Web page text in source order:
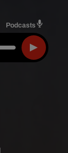
Podcasts